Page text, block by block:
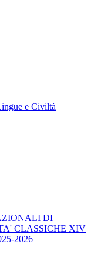
e Civiltà
DI
CLASSICHE XIV
2026